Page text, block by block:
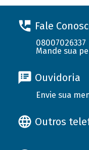
Fale
08007026337
Mande sua
Ouvidoria
Envie sua
Outros